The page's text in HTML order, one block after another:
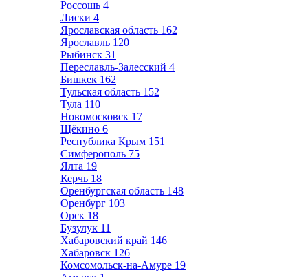
Россошь 4
Лиски 4
Ярославская область 162
Ярославль 120
Рыбинск 31
Переславль-Залесский 4
Бишкек 162
Тульская область 152
Тула 110
Новомосковск 17
Щёкино 6
Республика Крым 151
Симферополь 75
Ялта 19
Керчь 18
Оренбургская область 148
Оренбург 103
Орск 18
Бузулук 11
Хабаровский край 146
Хабаровск 126
Комсомольск-на-Амуре 19